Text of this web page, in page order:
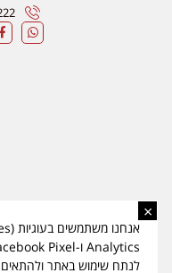
×
לנתח שימוש באתר